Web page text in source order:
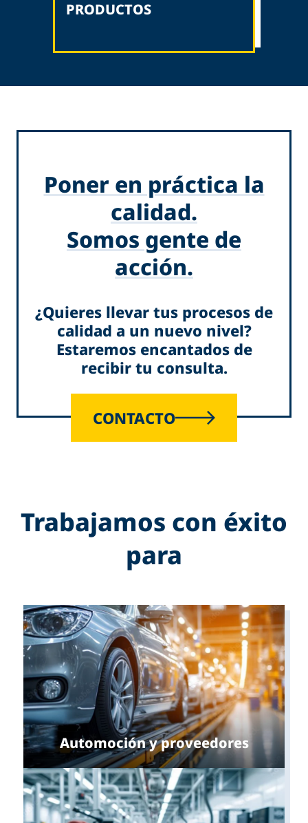
PRODUCTOS
Poner en práctica la
calidad.
Somos gente de
acción.
¿Quieres llevar tus procesos de
calidad a un nuevo nivel?
Estaremos encantados de
recibir tu consulta.
CONTACTO
Trabajamos con éxito
para
Automoción y proveedores